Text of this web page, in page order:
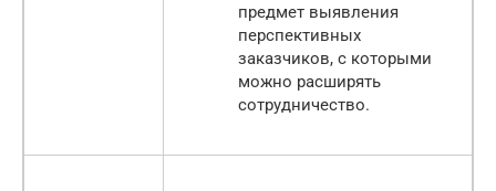
предмет выявления
перспективных
заказчиков, с которыми
можно расширять
сотрудничество.